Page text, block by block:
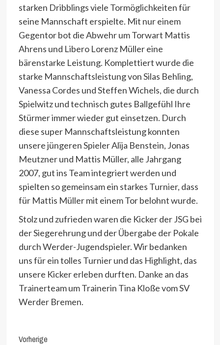
starken Dribblings viele Tormöglichkeiten für
seine Mannschaft erspielte. Mit nur einem
Gegentor bot die Abwehr um Torwart Mattis
Ahrens und Libero Lorenz Müller eine
bärenstarke Leistung. Komplettiert wurde die
starke Mannschaftsleistung von Silas Behling,
Vanessa Cordes und Steffen Wichels, die durch
Spielwitz und technisch gutes Ballgefühl Ihre
Stürmer immer wieder gut einsetzen. Durch
diese super Mannschaftsleistung konnten
unsere jüngeren Spieler Alija Benstein, Jonas
Meutzner und Mattis Müller, alle Jahrgang
2007, gut ins Team integriert werden und
spielten so gemeinsam ein starkes Turnier, dass
für Mattis Müller mit einem Tor belohnt wurde.
Stolz und zufrieden waren die Kicker der JSG bei
der Siegerehrung und der Übergabe der Pokale
durch Werder-Jugendspieler. Wir bedanken
uns für ein tolles Turnier und das Highlight, das
unsere Kicker erleben durften. Danke an das
Trainerteam um Trainerin Tina Kloße vom SV
Werder Bremen.
Continue
Vorherige